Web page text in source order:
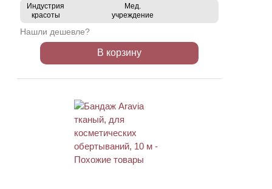
Индустрия
красоты
Мед.
учреждение
Нашли дешевле?
В корзину